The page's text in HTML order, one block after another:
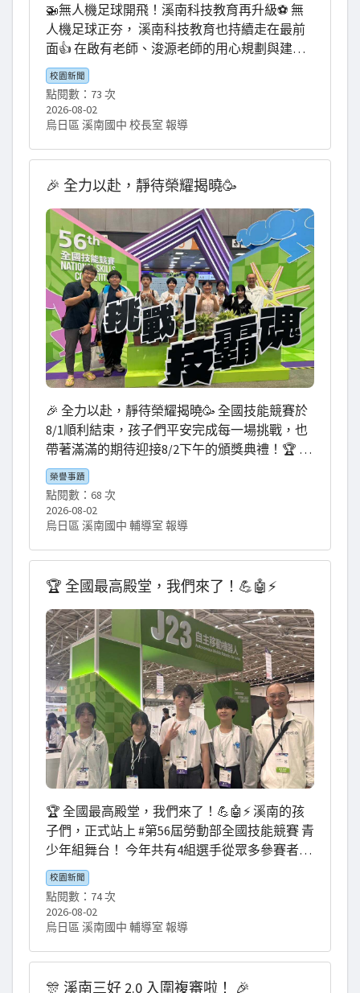
總」，或點擊中華民國小學體育運動總會頻
道：https://youtube.com/@essa8685?
si=xgmUW8skhC9VJRQJ 太平灰熊，力戰群雄！
灰熊出擊，全力拚戰！ 家長應援，氣勢全開！
讓我們一起線上線下齊聲加油，做孩子們最強
大的後盾！ #太平灰熊籃球隊 #全國小學夏季籃
球聯賽 #暑訓第一階段驗收 #謝謝家長們全力應
援
🚁無人機足球開飛！溪南科技教育再升級⚽️ 無
人機足球正夯， 溪南科技教育也持續走在最前
面👍 在啟有老師、浚源老師的用心規劃與建置
下， 溪南的「無人機足球課程」正式開飛✈️ 從
場地搭設、設備準備到課程安排， 都是為了讓
孩子們能夠真正動手操作、團隊合作， 在新興
科技運動中學習思考、挑戰與解決問題的能力
贊助無人機足球； 感謝低調的貴人贊助足球場
地； 感謝 #烏日區農會 贊助相關經費， 讓溪南
南的孩子真的很幸福， 因為有這麼多力量一起
支持孩子、成就孩子👊 #溪南科技教育 #無人機
足球 #通琦企業 #烏日區農會 #選擇溪南成就非
凡 #溪望起飛夢想南擋
校園新聞
點閱數：73 次
2026-08-02
烏日區 溪南國中 校長室 報導
🎉 全力以赴，靜待榮耀揭曉🥳
🎉 全力以赴，靜待榮耀揭曉🥳 全國技能競賽於
8/1順利結束，孩子們平安完成每一場挑戰，也
帶著滿滿的期待迎接8/2下午的頒獎典禮！🏆 這
兩天，看見指導老師一路陪伴、細心指導，校
長親自到場為孩子加油，還有家長們默默支
持、學長姐到場打氣，每一份付出，都是孩子
勇敢站上全國舞台最堅強的後盾。❤️ 更暖心的
讓疲憊的一天多了一份甜甜的感動🥤 比賽已經
告一段落，現在就一起期待最激動人心的時刻
旗在頒獎台上飄揚，也期待孩子們站上榮耀舞
台，為自己、為學校寫下最精彩的一頁！💚 #第
56屆全國技能競賽 #溪南國中 #全力以赴靜待榮
耀 #謝謝啟有老師與浚源教練 #謝謝家長一路支
持 #期待校旗飄揚 #溪南加油
榮譽事蹟
點閱數：68 次
2026-08-02
烏日區 溪南國中 輔導室 報導
🏆 全國最高殿堂，我們來了！💪🤖⚡
🏆 全國最高殿堂，我們來了！💪🤖⚡ 溪南的孩
子們，正式站上 #第56屆勞動部全國技能競賽 青
少年組舞台！ 今年共有4組選手從眾多參賽者中
脫穎而出，代表溪南挑戰全國最高等級的技能
競賽，每一位都是一路努力練習、一步一步闖
進全國賽的孩子！👏👏 📍參賽項目 👕 電子類 🔹
宇葳 🔹斈叡 🤖 自主移動機器人類 🔹淞皓、耘銳
與陪伴🙏 今天 #祥宜校長 也特地來到競賽現
場，陪伴孩子們、為大家加油打氣❤️ 溪南的孩
校園新聞
點閱數：74 次
2026-08-02
烏日區 溪南國中 輔導室 報導
🎊 溪南三好 2.0 入圍複審啦！ 🎉